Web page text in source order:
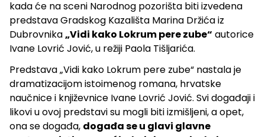
kada će na sceni Narodnog pozorišta biti izvedena
predstava Gradskog Kazališta Marina Držića iz
Dubrovnika„Vidi kako Lokrum pere zube“ autorice
Ivane Lovrić Jović, u režiji Paola Tišljarića.
Predstava „Vidi kako Lokrum pere zube“ nastala je
dramatizacijom istoimenog romana, hrvatske
naučnice i književnice Ivane Lovrić Jović. Svi događaji i
likovi u ovoj predstavi su mogli biti izmišljeni, a opet,
ona se događa, događa se u glavi glavne